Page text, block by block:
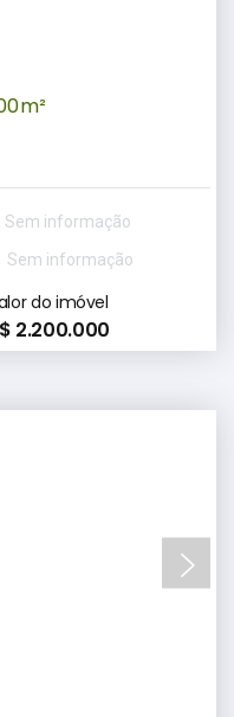
Sem informação
Sem informação
do imóvel
2.200.000